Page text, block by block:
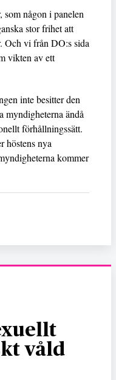
någon i panelen
stor frihet att
Och vi från DO:s sida
vikten av ett
inte besitter den
myndigheterna ändå
förhållningssätt.
höstens nya
kommer
våld